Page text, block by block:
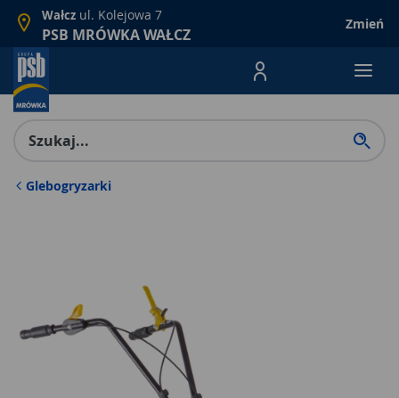
Wałcz ul. Kolejowa 7
PSB MRÓWKA WAŁCZ
Zmień
Menu Produktów,
Glebogryzarki